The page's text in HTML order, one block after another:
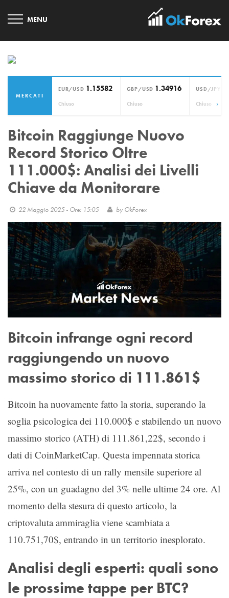
MERCATI
EUR/USD 1.15582
Chiuso
GBP/USD 1.34916
Chiuso
USD/JPY
Chiuso ›
Bitcoin Raggiunge Nuovo
Record Storico Oltre
111.000$: Analisi dei Livelli
Chiave da Monitorare
22 Maggio 2025 - Ore: 15:05 by OkForex
Bitcoin infrange ogni record
raggiungendo un nuovo
massimo storico di 111.861$
Bitcoin ha nuovamente fatto la storia, superando la
soglia psicologica dei 110.000$ e stabilendo un nuovo
massimo storico (ATH) di 111.861,22$, secondo i
dati di CoinMarketCap. Questa impennata storica
arriva nel contesto di un rally mensile superiore al
25%, con un guadagno del 3% nelle ultime 24 ore. Al
momento della stesura di questo articolo, la
criptovaluta ammiraglia viene scambiata a
110.751,70$, entrando in un territorio inesplorato.
Analisi degli esperti: quali sono
le prossime tappe per BTC?